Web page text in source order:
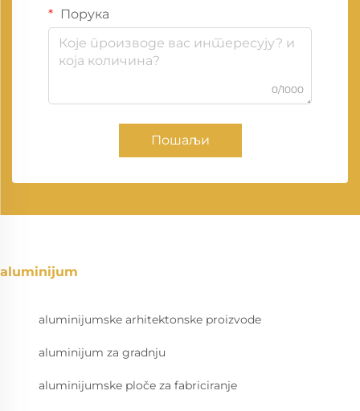
Порука
0/1000
Пошаљи
aluminijum
aluminijumske arhitektonske proizvode
aluminijum za gradnju
aluminijumske ploče za fabriciranje